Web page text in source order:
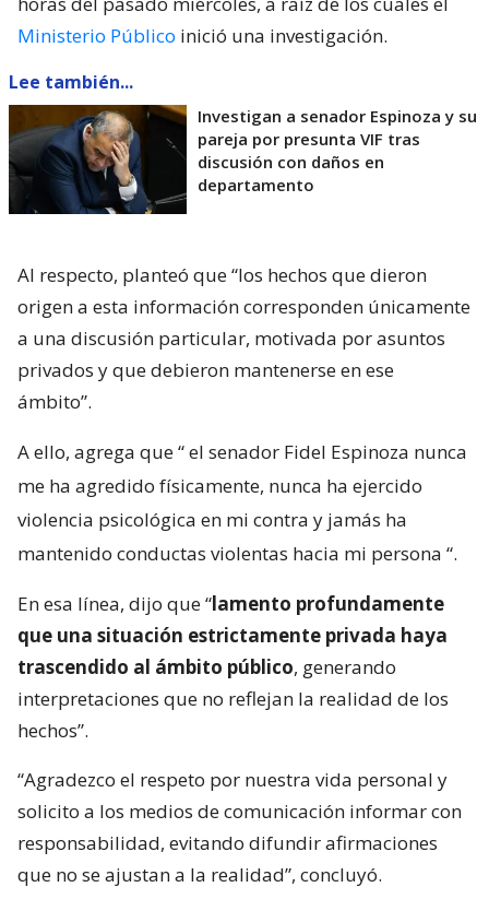
Ministerio Público inició una investigación.
Lee también...
Investigan a senador Espinoza y su
pareja por presunta VIF tras
discusión con daños en
departamento
Al respecto, planteó que “los hechos que dieron
origen a esta información corresponden únicamente
a una discusión particular, motivada por asuntos
privados y que debieron mantenerse en ese
ámbito”.
A ello, agrega que “el senador Fidel Espinoza nunca
me ha agredido físicamente, nunca ha ejercido
violencia psicológica en mi contra y jamás ha
mantenido conductas violentas hacia mi persona “.
En esa línea, dijo que “lamento profundamente
que una situación estrictamente privada haya
trascendido al ámbito público, generando
interpretaciones que no reflejan la realidad de los
hechos”.
“Agradezco el respeto por nuestra vida personal y
solicito a los medios de comunicación informar con
responsabilidad, evitando difundir afirmaciones
que no se ajustan a la realidad”, concluyó.